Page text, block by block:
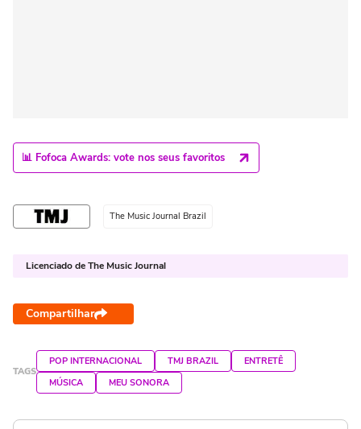
📊 Fofoca Awards: vote nos seus favoritos
The Music Journal Brazil
Licenciado de The Music Journal
Compartilhar
TAGS
POP INTERNACIONAL TMJ BRAZIL
ENTRETÊ
MÚSICA
MEU SONORA